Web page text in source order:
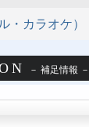
・カラオケ）